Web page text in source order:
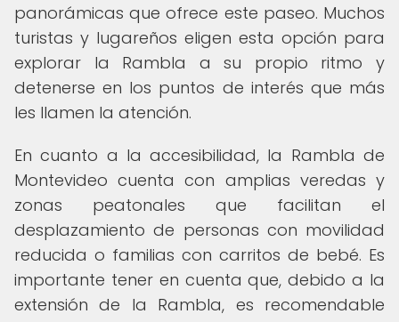
panorámicas que ofrece este paseo. Muchos
turistas y lugareños eligen esta opción para
explorar la Rambla a su propio ritmo y
detenerse en los puntos de interés que más
les llamen la atención.
En cuanto a la accesibilidad, la Rambla de
Montevideo cuenta con amplias veredas y
zonas peatonales que facilitan el
desplazamiento de personas con movilidad
reducida o familias con carritos de bebé. Es
importante tener en cuenta que, debido a la
extensión de la Rambla, es recomendable